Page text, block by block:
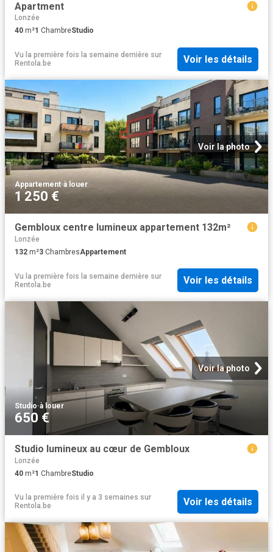
Apartment
Lonzée
40 m²1 ChambreStudio
Vu la première fois la semaine dernière sur
Rentola.be
Voir les détails
Voir la photo
Appartement·à louer
1 250 €
Gembloux centre lumineux appartement 132m²
Lonzée
132 m²3 ChambresAppartement
Vu la première fois la semaine dernière sur
Rentola.be
Voir les détails
Voir la photo
Studio·à louer
650 €
Studio lumineux au cœur de Gembloux
Lonzée
40 m²1 ChambreStudio
Vu la première fois il y a 3 semaines sur
Rentola.be
Voir les détails